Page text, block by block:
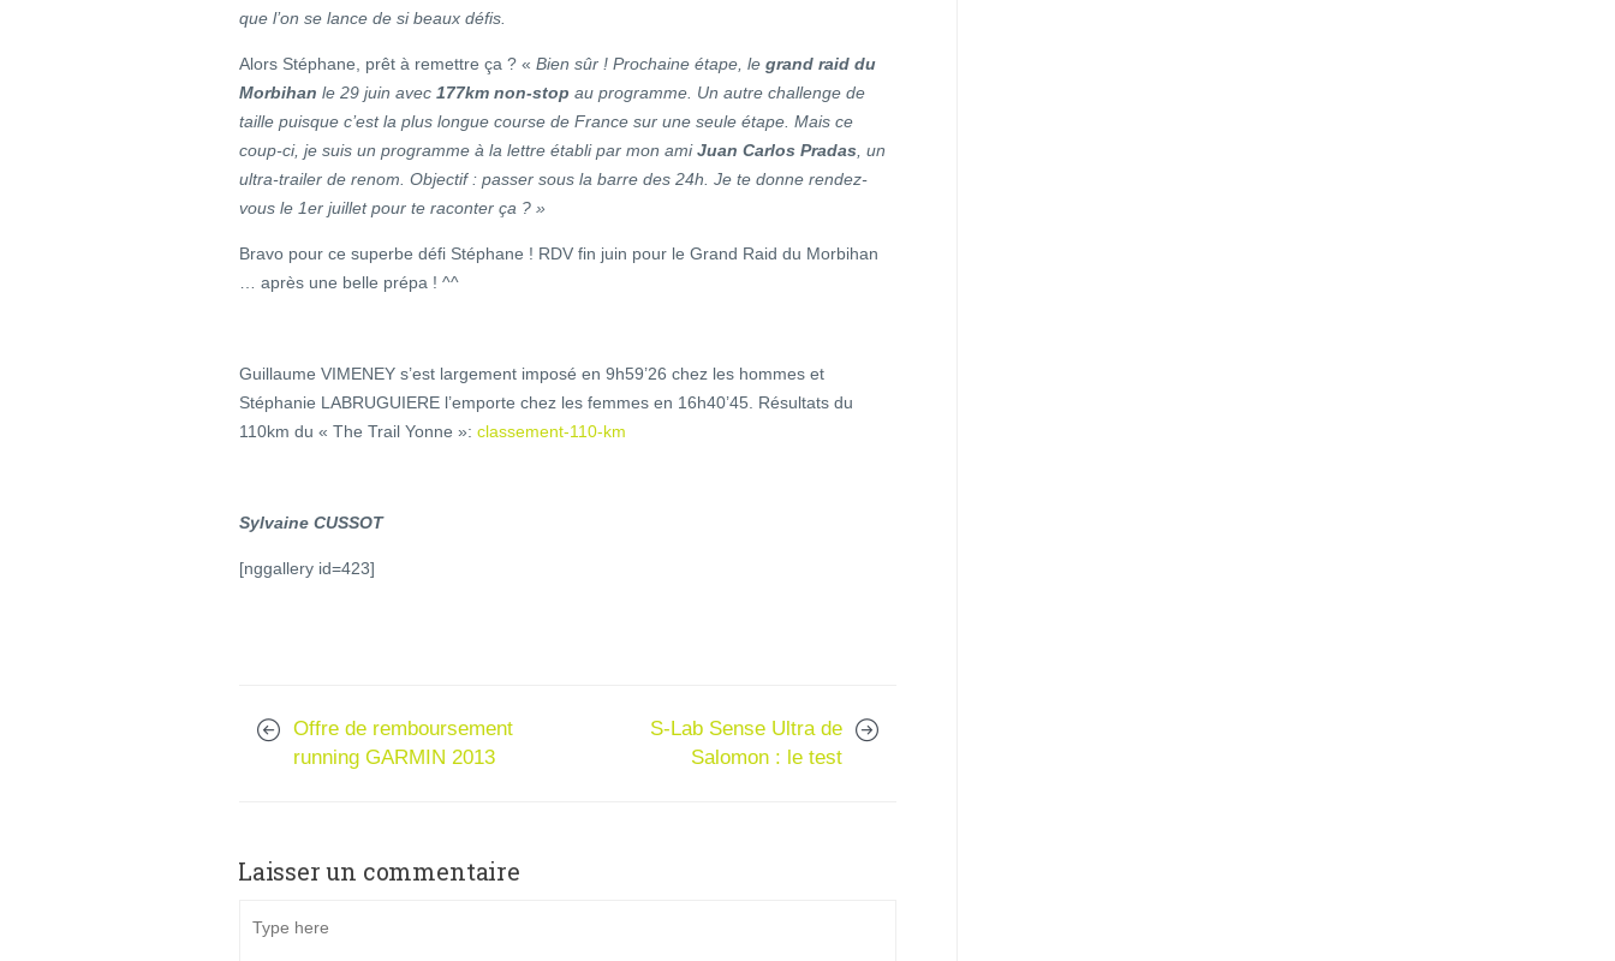
que l’on se lance de si beaux défis.
Alors Stéphane, prêt à remettre ça ? « Bien sûr ! Prochaine étape, le grand raid du
Morbihan le 29 juin avec 177km non-stop au programme. Un autre challenge de
taille puisque c’est la plus longue course de France sur une seule étape. Mais ce
coup-ci, je suis un programme à la lettre établi par mon amiJuan Carlos Pradas , un
ultra-trailer de renom. Objectif : passer sous la barre des 24h. Je te donne rendez-
vous le 1er juillet pour te raconter ça ? »
Bravo pour ce superbe défi Stéphane ! RDV fin juin pour le Grand Raid du Morbihan
… après une belle prépa ! ^^
Guillaume VIMENEY s’est largement imposé en 9h59’26 chez les hommes et
Stéphanie LABRUGUIERE l’emporte chez les femmes en 16h40’45. Résultats du
110km du « The Trail Yonne »: classement-110-km
Sylvaine CUSSOT
[nggallery id=423]
Offre de remboursement
running GARMIN 2013
S-Lab Sense Ultra de
Salomon : le test
Laisser un commentaire